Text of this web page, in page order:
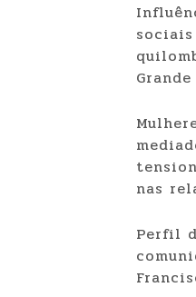
nas
Perfil